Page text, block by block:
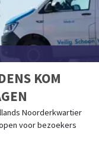
KOM
Noorderkwartier
voor bezoekers